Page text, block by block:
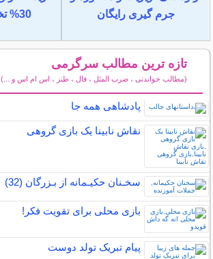
جرم گیری رایگان
30% تخفیف از روژا
تازه ترین مطالب سرگرمی
(مطالب خواندنی ، ضرب المثل ، فال ، طنز ، اس ام اس و ...)
پادشاهی همه جا
نقاش نابینا یک بازی گروهی
سخـنان حکیـمانه از بـزرگان (32)
بازی محلی برای تقویت فکر!
پیام تبریک تولد دوست